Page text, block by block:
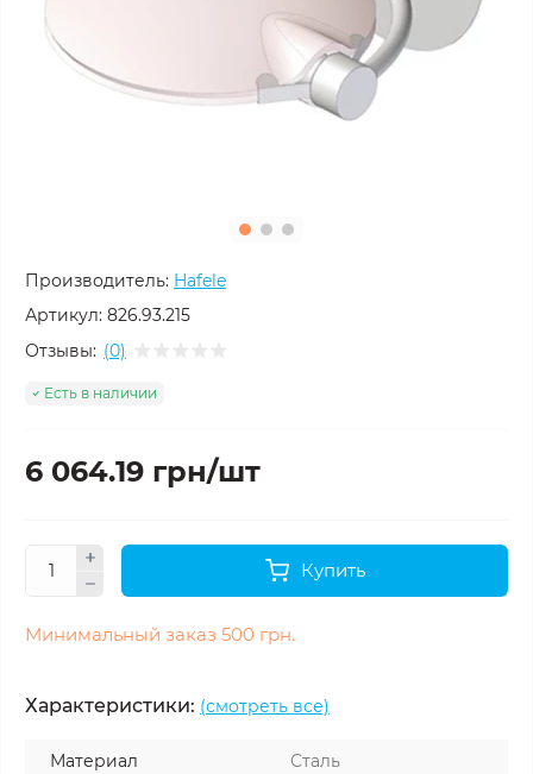
Производитель: Hafele
Артикул: 826.93.215
Отзывы: (0)
Есть в наличии
6 064.19 грн/шт
Купить
Минимальный заказ 500 грн.
Характеристики: (смотреть все)
Материал
Сталь